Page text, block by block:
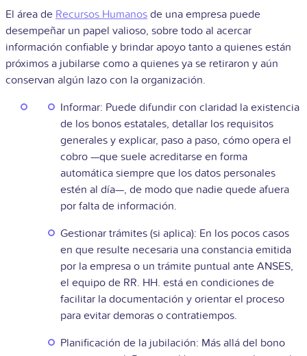
El área de Recursos Humanos de una empresa puede
desempeñar un papel valioso, sobre todo al acercar
información confiable y brindar apoyo tanto a quienes están
próximos a jubilarse como a quienes ya se retiraron y aún
conservan algún lazo con la organización.
Informar: Puede difundir con claridad la existencia
de los bonos estatales, detallar los requisitos
generales y explicar, paso a paso, cómo opera el
cobro —que suele acreditarse en forma
automática siempre que los datos personales
estén al día—, de modo que nadie quede afuera
por falta de información.
Gestionar trámites (si aplica): En los pocos casos
en que resulte necesaria una constancia emitida
por la empresa o un trámite puntual ante ANSES,
el equipo de RR. HH. está en condiciones de
facilitar la documentación y orientar el proceso
para evitar demoras o contratiempos.
Planificación de la jubilación: Más allá del bono